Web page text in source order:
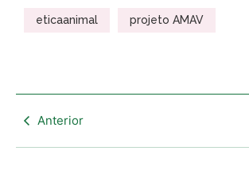
eticaanimal projeto AMAV
Anterior